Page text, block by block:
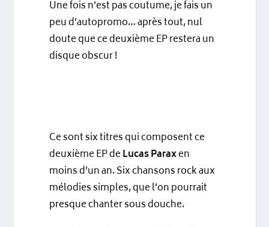
Une fois n’est pas coutume, je fais un
peu d’autopromo… après tout, nul
doute que ce deuxième EP restera un
disque obscur !
Ce sont six titres qui composent ce
deuxième EP deLucas Paraxen
moins d’un an. Six chansons rock aux
mélodies simples, que l’on pourrait
presque chanter sous douche.